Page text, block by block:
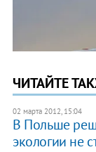
ЧИТАЙТЕ
02 марта 2012, 15:04
В Польше
экологии не